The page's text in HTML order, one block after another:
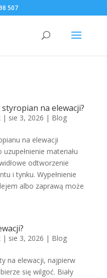
507
na elewacji?
| sie 3, 2026 | Blog
na elewacji
materiału
odtworzenie
i tynku. Wypełnienie
albo zaprawą może
| sie 3, 2026 | Blog
na elewacji, najpierw
się wilgoć. Biały